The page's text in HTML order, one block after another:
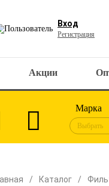
Вход
Регистрация
Акции
Марка
Выбрать
Каталог